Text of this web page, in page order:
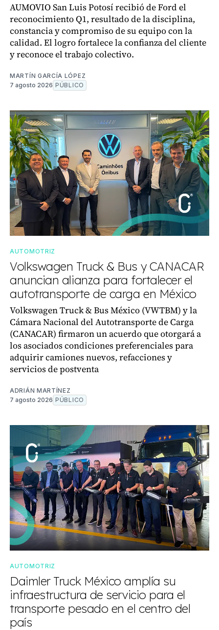
AUMOVIO San Luis Potosí recibió de Ford el
reconocimiento Q1, resultado de la disciplina,
constancia y compromiso de su equipo con la
calidad. El logro fortalece la confianza del cliente
y reconoce el trabajo colectivo.
MARTÍN GARCÍA LÓPEZ
7 agosto 2026 PÚBLICO
AUTOMOTRIZ
Volkswagen Truck & Bus y CANACAR
anuncian alianza para fortalecer el
autotransporte de carga en México
Volkswagen Truck & Bus México (VWTBM) y la
Cámara Nacional del Autotransporte de Carga
(CANACAR) firmaron un acuerdo que otorgará a
los asociados condiciones preferenciales para
adquirir camiones nuevos, refacciones y
servicios de postventa
ADRIÁN MARTÍNEZ
7 agosto 2026 PÚBLICO
AUTOMOTRIZ
Daimler Truck México amplía su
infraestructura de servicio para el
transporte pesado en el centro del
país